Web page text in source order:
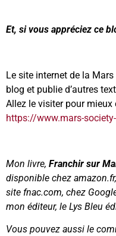
Et, si vous appréciez ce
Le site internet de la
blog et publie d’autres
Allez le visiter pour mieux
https://www.mars-
Mon livre, Franchir sur
disponible chez
site fnac.com, chez
mon éditeur, le Lys Bleu
Vous pouvez aussi le